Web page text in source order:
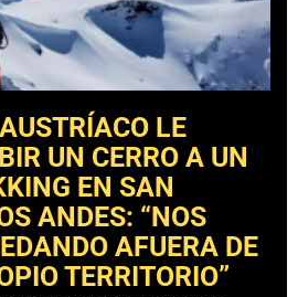
LE
UN CERRO A UN
EN SAN
ANDES: “NOS
AFUERA DE
TERRITORIO”